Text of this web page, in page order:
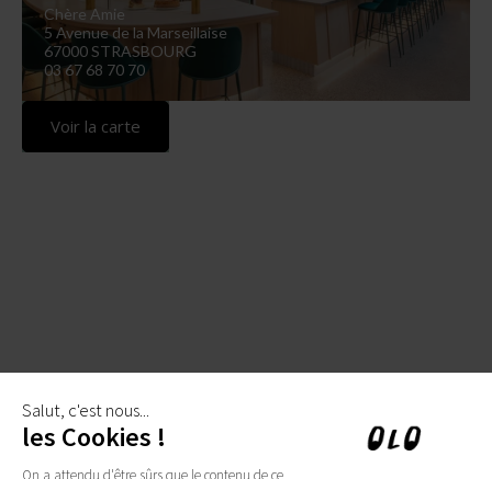
Chère Amie
5 Avenue de la Marseillaise
67000 STRASBOURG
03 67 68 70 70
Voir la carte